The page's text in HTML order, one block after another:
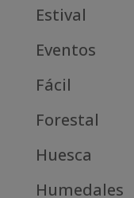
Estival
Eventos
Fácil
Forestal
Huesca
Humedales